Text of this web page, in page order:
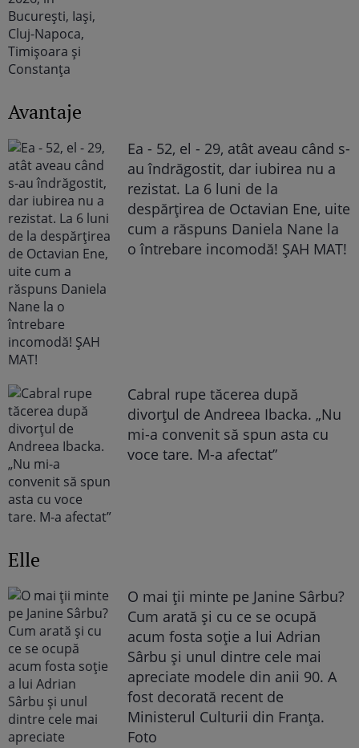
Avantaje
Ea - 52, el - 29, atât aveau când s-
au îndrăgostit, dar iubirea nu a
rezistat. La 6 luni de la
despărțirea de Octavian Ene, uite
cum a răspuns Daniela Nane la
o întrebare incomodă! ȘAH MAT!
Cabral rupe tăcerea după
divorțul de Andreea Ibacka. „Nu
mi-a convenit să spun asta cu
voce tare. M-a afectat”
Elle
O mai ții minte pe Janine Sârbu?
Cum arată și cu ce se ocupă
acum fosta soție a lui Adrian
Sârbu și unul dintre cele mai
apreciate modele din anii 90. A
fost decorată recent de
Ministerul Culturii din Franța.
Foto